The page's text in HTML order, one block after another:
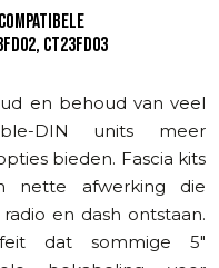
CT23FD03
en behoud van veel
DIN units meer
bieden. Fascia kits
nette afwerking die
en dash ontstaan.
dat sommige 5″